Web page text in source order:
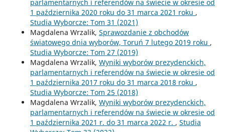
parlamentarnych i referendów na świecie w okresie od
1 października 2020 roku do 31 marca 2021 roku ,
Studia Wyborcze: Tom 31 (2021)
Magdalena Wrzalik, Sprawozdanie z obchodów
światowego dnia wyborów, Toruń 7 lutego 2019 roku ,
Studia Wyborcze: Tom 27 (2019)
Magdalena Wrzalik, Wyniki wyborów prezydenckich,
parlamentarnych i referendów na świecie w okresie od
1 października 2017 roku do 31 marca 2018 roku ,
Studia Wyborcze: Tom 25 (2018)
Magdalena Wrzalik, Wyniki wyborów prezydenckich,
parlamentarnych i referendów na świecie w okresie od
1 października 2021 r. do 31 marca 2022 r. , Studia